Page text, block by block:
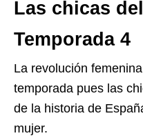
Las chicas
Temporada 4
La revolución
temporada pues las
de la historia de
mujer.